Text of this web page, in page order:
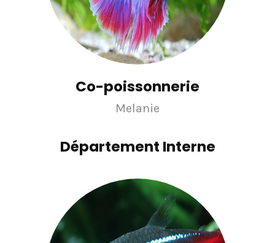
Co-poissonnerie
Melanie
Département Interne